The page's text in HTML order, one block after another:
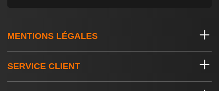
MENTIONS LÉGALES
SERVICE CLIENT